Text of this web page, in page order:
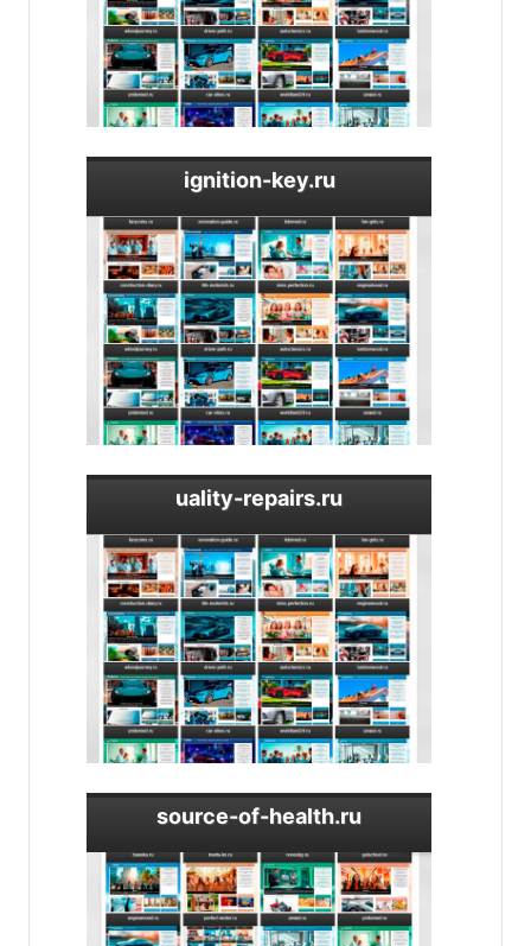
ignition-key.ru
uality-repairs.ru
source-of-health.ru